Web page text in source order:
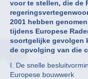
voor te stellen, die de
2001 hebben
tijdens Europese
soortgelijke gevolgen
de opvolging van die
I. De snelle
Europese bouwwerk